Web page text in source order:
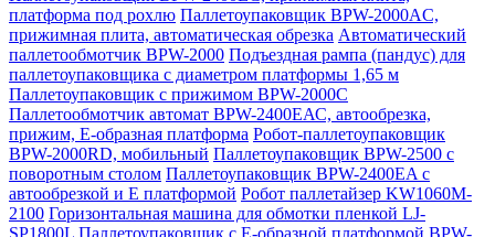
платформа под рохлю Паллетоупаковщик BPW-2000AC,
прижимная плита, автоматическая обрезка Автоматический
паллетообмотчик BPW-2000 Подъездная рампа (пандус) для
паллетоупаковщика с диаметром платформы 1,65 м
Паллетоупаковщик с прижимом BPW-2000C
Паллетообмотчик автомат BPW-2400ЕАС, автообрезка,
прижим, Е-образная платформа Робот-паллетоупаковщик
BPW-2000RD, мобильный Паллетоупаковщик BPW-2500 с
поворотным столом Паллетоупаковщик BPW-2400EA с
автообрезкой и Е платформой Робот паллетайзер KW1060M-
2100 Горизонтальная машина для обмотки пленкой LJ-
SP1800L Паллетоупаковщик с Е-образной платформой BPW-